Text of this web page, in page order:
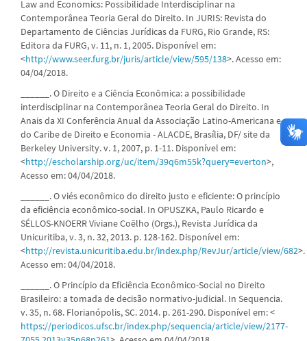
Law and Economics: Possibilidade Interdisciplinar na
Contemporânea Teoria Geral do Direito. In JURIS: Revista do
Departamento de Ciências Jurídicas da FURG, Rio Grande, RS:
Editora da FURG, v. 11, n. 1, 2005. Disponível em:
<http://www.seer.furg.br/juris/article/view/595/138>. Acesso em:
04/04/2018.
______. O Direito e a Ciência Econômica: a possibilidade
interdisciplinar na Contemporânea Teoria Geral do Direito. In
Anais da XI Conferência Anual da Associação Latino-Americana e
do Caribe de Direito e Economia - ALACDE, Brasília, DF/ site da
Berkeley University. v. 1, 2007, p. 1-11. Disponível em:
<http://escholarship.org/uc/item/39q6m55k?query=everton>,
Acesso em: 04/04/2018.
______. O viés econômico do direito justo e eficiente: O princípio
da eficiência econômico-social. In OPUSZKA, Paulo Ricardo e
SÉLLOS-KNOERR Viviane Coêlho (Orgs.), Revista Jurídica da
Unicuritiba, v. 3, n. 32, 2013. p. 128-162. Disponível em:
<http://revista.unicuritiba.edu.br/index.php/RevJur/article/view/682>.
Acesso em: 04/04/2018.
______. O Princípio da Eficiência Econômico-Social no Direito
Brasileiro: a tomada de decisão normativo-judicial. In Sequencia.
v. 35, n. 68. Florianópolis, SC. 2014. p. 261-290. Disponível em: <
https://periodicos.ufsc.br/index.php/sequencia/article/view/2177-